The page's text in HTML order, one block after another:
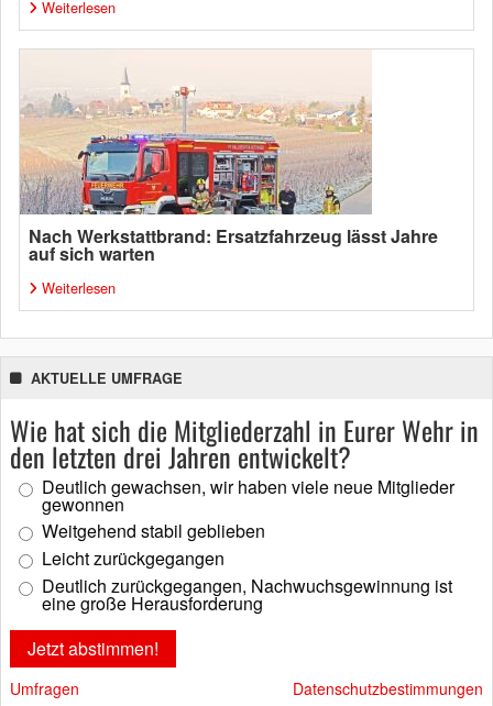
Weiterlesen
Nach Werkstattbrand: Ersatzfahrzeug lässt Jahre
auf sich warten
Weiterlesen
AKTUELLE UMFRAGE
Wie hat sich die Mitgliederzahl in Eurer Wehr in
den letzten drei Jahren entwickelt?
Deutlich gewachsen, wir haben viele neue Mitglieder
gewonnen
Weitgehend stabil geblieben
Leicht zurückgegangen
Deutlich zurückgegangen, Nachwuchsgewinnung ist
eine große Herausforderung
Umfragen Datenschutzbestimmungen